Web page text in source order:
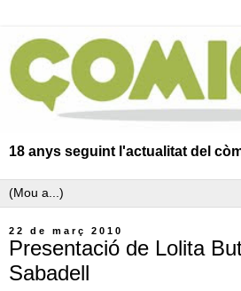
18 anys seguint l'actualitat del
22 de març 2010
Presentació de Lolita
Sabadell